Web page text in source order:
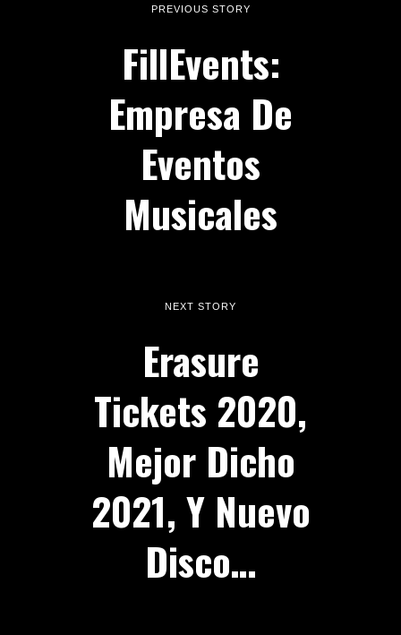
PREVIOUS STORY
FillEvents:
Empresa De
Eventos
Musicales
NEXT STORY
Erasure
Tickets 2020,
Mejor Dicho
2021, Y Nuevo
Disco…